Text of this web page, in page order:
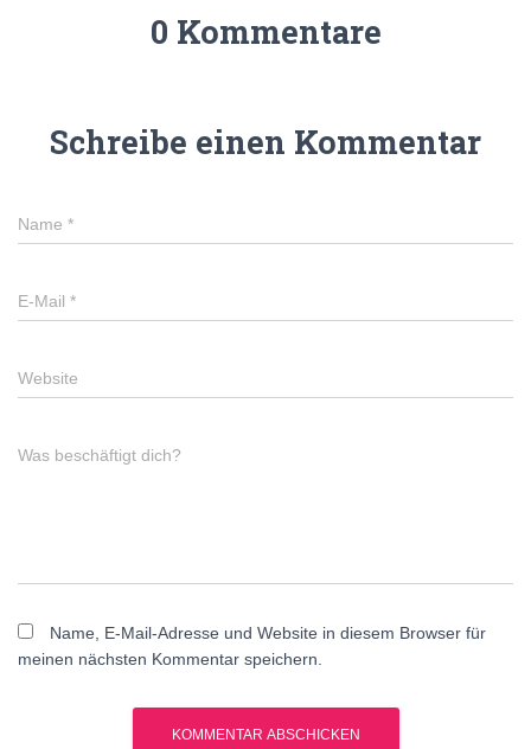
0 Kommentare
Schreibe einen Kommentar
Name *
E-Mail *
Website
Was beschäftigt dich?
Name, E-Mail-Adresse und Website in diesem Browser für
meinen nächsten Kommentar speichern.